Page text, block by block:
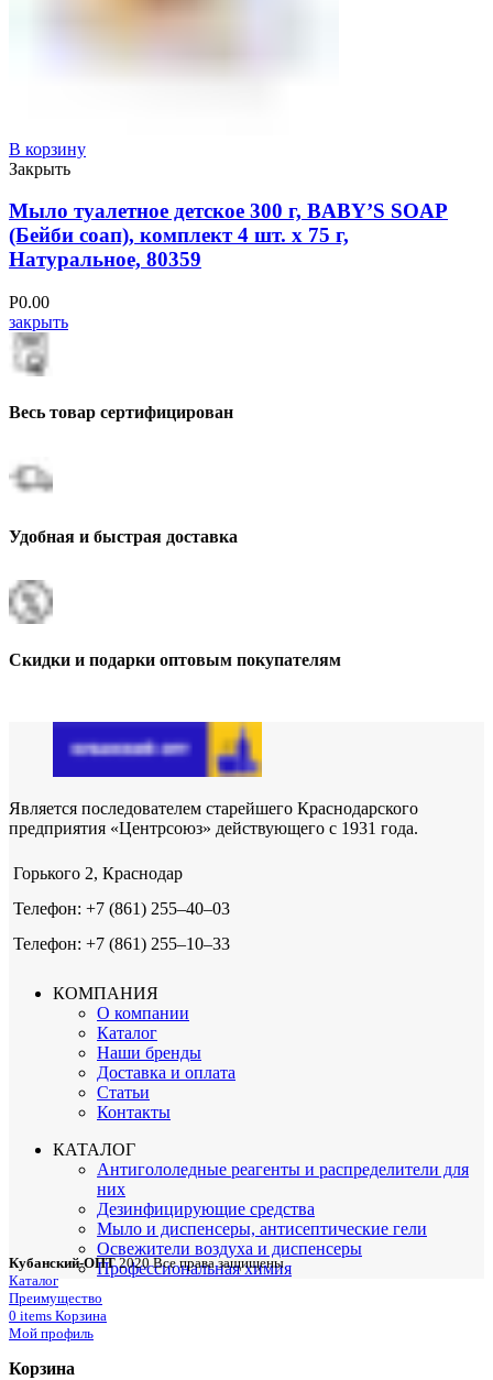
В корзину
Закрыть
Мыло туалетное детское 300 г, BABY’S SOAP
(Бейби соап), комплект 4 шт. х 75 г,
Натуральное, 80359
Р0.00
закрыть
Весь товар сертифицирован
Удобная и быстрая доставка
Скидки и подарки оптовым покупателям
Является последователем старейшего Краснодарского
предприятия «Центрсоюз» действующего с 1931 года.
Горького 2, Краснодар
Телефон: +7 (861) 255‒40‒03
Телефон: +7 (861) 255‒10‒33
КОМПАНИЯ
О компании
Каталог
Наши бренды
Доставка и оплата
Статьи
Контакты
КАТАЛОГ
Антигололедные реагенты и распределители для
них
Дезинфицирующие средства
Мыло и диспенсеры, антисептические гели
Освежители воздуха и диспенсеры
Профессиональная химия
Кубанский-ОПТ 2020 Все права защищены
Каталог
Преимущество
0 items Корзина
Мой профиль
Корзина